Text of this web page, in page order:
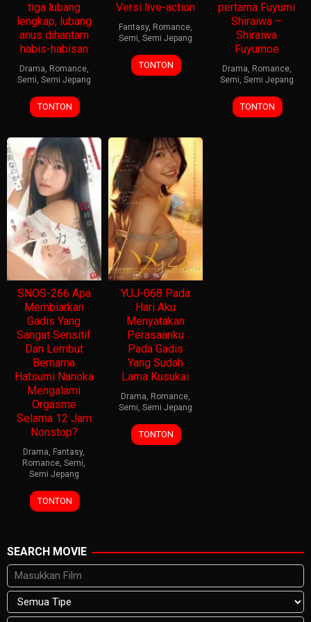
tiga lubang
lengkap, lubang
anus dihantam
habis-habisan
Drama, Romance,
Semi, Semi Jepang
TONTON
Versi live-action
Fantasy, Romance,
Semi, Semi Jepang
TONTON
pertama Fuyumi
Shiraiwa –
Shiraiwa
Fuyumoe
Drama, Romance,
Semi, Semi Jepang
TONTON
SNOS-266 Apa
Membiarkan
Gadis Yang
Sangat Sensitif
Dan Lembut
Bernama
Hatsumi Nanoka
Mengalami
Orgasme
Selama 12 Jam
Nonstop?
Drama, Fantasy,
Romance,Semi,
Semi Jepang
TONTON
YUJ-068 Pada
Hari Aku
Menyatakan
Perasaanku
Pada Gadis
Yang Sudah
Lama Kusukai
Drama, Romance,
Semi, Semi Jepang
TONTON
SEARCH MOVIE